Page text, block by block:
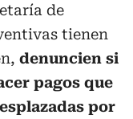
de
tienen
denuncien si
pagos que
por